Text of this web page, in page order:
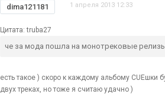
dima121181 1 апреля 2013 12:33
Цитата: truba27
че за мода пошла на монотрековые
есть такое ) скоро к каждому альбому CUEшки
двух треках, но тоже я считаю удачно )